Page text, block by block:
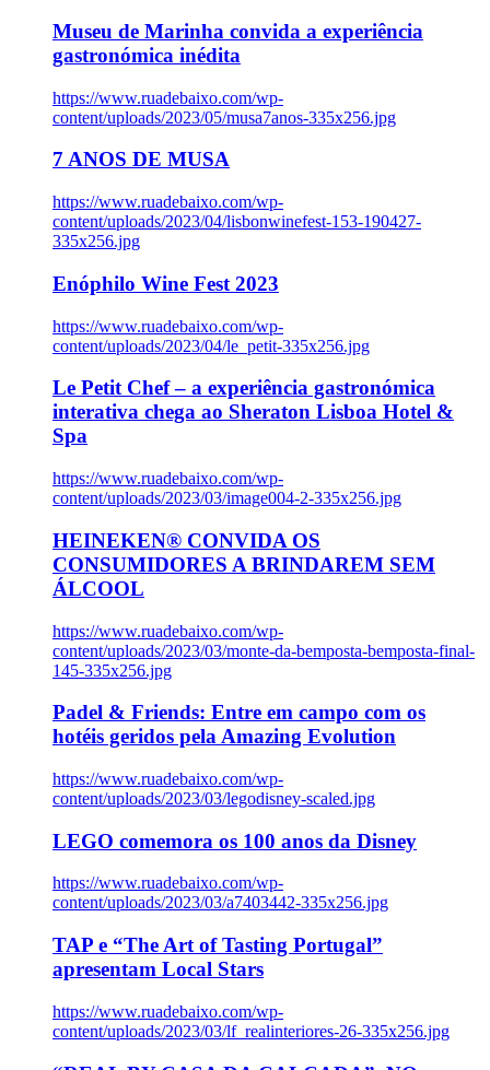
Museu de Marinha convida a experiência
gastronómica inédita
https://www.ruadebaixo.com/wp-
content/uploads/2023/05/musa7anos-335x256.jpg
7 ANOS DE MUSA
https://www.ruadebaixo.com/wp-
content/uploads/2023/04/lisbonwinefest-153-190427-
335x256.jpg
Enóphilo Wine Fest 2023
https://www.ruadebaixo.com/wp-
content/uploads/2023/04/le_petit-335x256.jpg
Le Petit Chef – a experiência gastronómica
interativa chega ao Sheraton Lisboa Hotel &
Spa
https://www.ruadebaixo.com/wp-
content/uploads/2023/03/image004-2-335x256.jpg
HEINEKEN® CONVIDA OS
CONSUMIDORES A BRINDAREM SEM
ÁLCOOL
https://www.ruadebaixo.com/wp-
content/uploads/2023/03/monte-da-bemposta-bemposta-final-
145-335x256.jpg
Padel & Friends: Entre em campo com os
hotéis geridos pela Amazing Evolution
https://www.ruadebaixo.com/wp-
content/uploads/2023/03/legodisney-scaled.jpg
LEGO comemora os 100 anos da Disney
https://www.ruadebaixo.com/wp-
content/uploads/2023/03/a7403442-335x256.jpg
TAP e “The Art of Tasting Portugal”
apresentam Local Stars
https://www.ruadebaixo.com/wp-
content/uploads/2023/03/lf_realinteriores-26-335x256.jpg